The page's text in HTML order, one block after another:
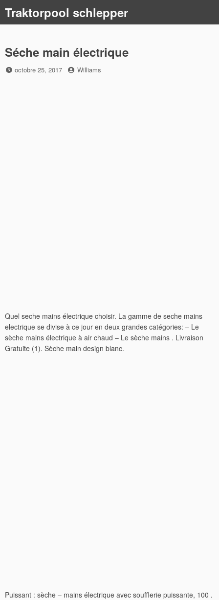
content
Traktorpool schlepper
Séche main électrique
Posted
octobre 25, 2017 by
Williams
Quel seche mains électrique choisir. La gamme de seche mains
electrique se divise à ce jour en deux grandes catégories: – Le
sèche mains électrique à air chaud – Le sèche mains . Livraison
Gratuite (1). Sèche main design blanc.
Puissant : sèche – mains électrique avec soufflerie puissante, 100 .